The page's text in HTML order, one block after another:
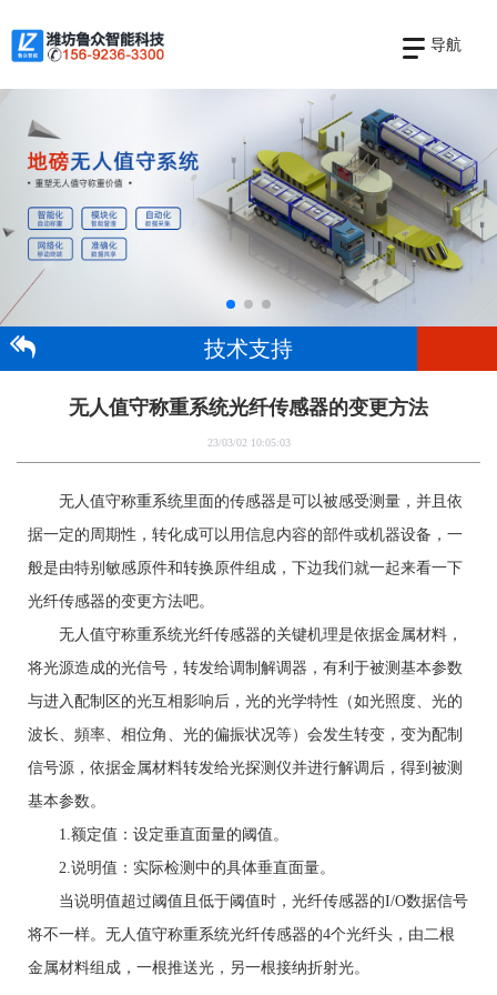
导航
技术支持
无人值守称重系统光纤传感器的变更方法
23/03/02 10:05:03
无人值守称重系统里面的传感器是可以被感受测量，并且依
据一定的周期性，转化成可以用信息内容的部件或机器设备，一
般是由特别敏感原件和转换原件组成，下边我们就一起来看一下
光纤传感器的变更方法吧。
无人值守称重系统光纤传感器的关键机理是依据金属材料，
将光源造成的光信号，转发给调制解调器，有利于被测基本参数
与进入配制区的光互相影响后，光的光学特性（如光照度、光的
波长、頻率、相位角、光的偏振状况等）会发生转变，变为配制
信号源，依据金属材料转发给光探测仪并进行解调后，得到被测
基本参数。
1.额定值：设定垂直面量的阈值。
2.说明值：实际检测中的具体垂直面量。
当说明值超过阈值且低于阈值时，光纤传感器的I/O数据信号
将不一样。无人值守称重系统光纤传感器的4个光纤头，由二根
金属材料组成，一根推送光，另一根接纳折射光。